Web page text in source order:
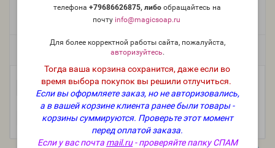
телефона+79686626875, либообращайтесь на
почту info@magicsoap.ru
Для более корректной работы сайта, пожалуйста,
авторизуйтесь.
Тогда ваша корзина сохранится, даже если во
время выбора покупок вы решили отлучиться.
Если вы оформляете заказ, но не авторизовались,
а в вашей корзине клиента ранее были товары -
корзины суммируются. Проверьте этот момент
перед оплатой заказа.
Если у вас почта mail.ru- проверяйте папку СПАМ
175 руб. 5 мл (пробник) 122 руб.
В корзину